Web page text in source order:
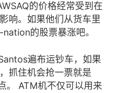
的价格经常受到在
响。如果他们从货车里
的股票暴涨吧。
遍布运钞车，如果
抓住机会抢一票就是
。 ATM机不仅可以用来